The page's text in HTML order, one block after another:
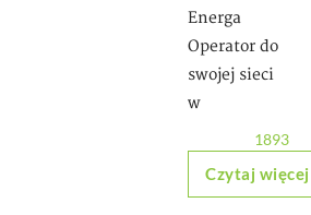
Energa
Operator do
swojej sieci
w
1893
Czytaj więcej